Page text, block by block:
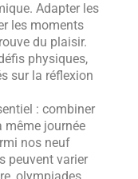
Adapter les
les moments
du plaisir.
physiques,
sur la réflexion
: combiner
même journée
nos neuf
peuvent varier